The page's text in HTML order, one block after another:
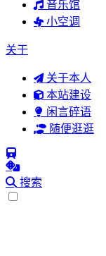
音乐馆
小空调
关于
关于本人
本站建设
闲言碎语
随便逛逛
搜索